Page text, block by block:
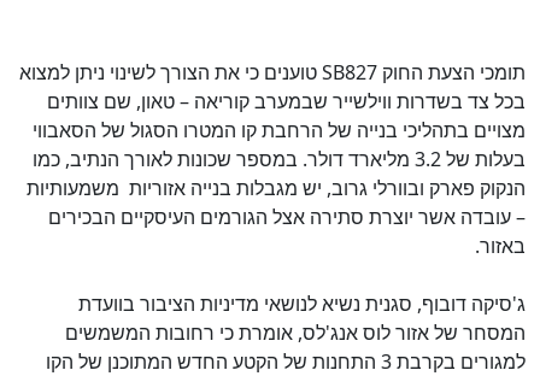
תומכי הצעת החוק SB827טוענים כי את הצורך לשינוי ניתן למצוא
בכל צד בשדרות ווילשייר שבמערב קוריאה – טאון, שם צוותים
מצויים בתהליכי בנייה של הרחבת קו המטרו הסגול של הסאבווי
בעלות של 3.2 מליארד דולר. במספר שכונות לאורך הנתיב, כמו
הנקוק פארק ובוורלי גרוב, יש מגבלות בנייה אזוריות משמעותיות
– עובדה אשר יוצרת סתירה אצל הגורמים העיסקיים הבכירים
באזור.
ג'סיקה דובוף, סגנית נשיא לנושאי מדיניות הציבור בוועדת
המסחר של אזור לוס אנג'לס, אומרת כי רחובות המשמשים
למגורים בקרבת 3 התחנות של הקטע החדש המתוכנן של הקו